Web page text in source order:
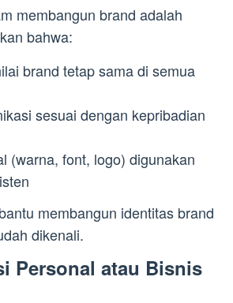
membangun brand adalah
bahwa:
brand tetap sama di semua
sesuai dengan kepribadian
(warna, font, logo) digunakan
membangun identitas brand
dikenali.
Personal atau Bisnis